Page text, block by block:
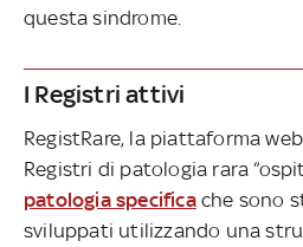
questa sindrome.
I Registri attivi
RegistRare, la piattaforma
Registri di patologia rara
patologia specificache sono
sviluppati utilizzando una